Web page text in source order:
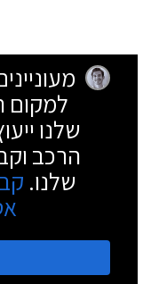
למקום
שלנו
הרכב
שלנו.